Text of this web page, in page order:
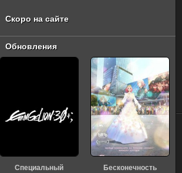
Скоро на сайте
Обновления
Специальный
Бесконечность